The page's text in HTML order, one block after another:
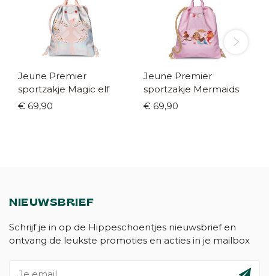
Jeune Premier
sportzakje Magic elf
€ 69,90
Jeune Premier
sportzakje Mermaids
€ 69,90
NIEUWSBRIEF
Schrijf je in op de Hippeschoentjes nieuwsbrief en
ontvang de leukste promoties en acties in je mailbox